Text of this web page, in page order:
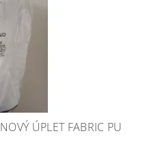
ÚPLET FABRIC PU